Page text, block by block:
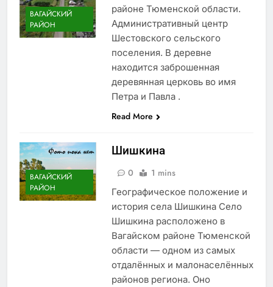
ВАГАЙСКИЙ
РАЙОН
районе Тюменской области.
Административный центр
Шестовского сельского
поселения. В деревне
находится заброшенная
деревянная церковь во имя
Петра и Павла .
Read More
ВАГАЙСКИЙ
РАЙОН
Шишкина
0 1 mins
Географическое положение и
история села Шишкина Село
Шишкина расположено в
Вагайском районе Тюменской
области — одном из самых
отдалённых и малонаселённых
районов региона. Оно